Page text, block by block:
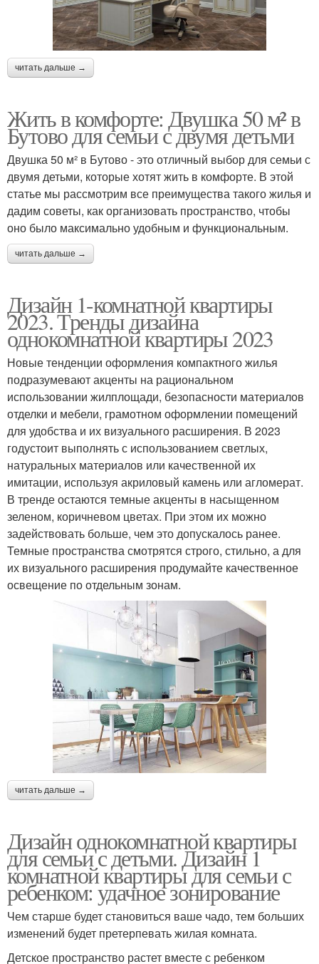
читать дальше →
Жить в комфорте: Двушка 50 м² в
Бутово для семьи с двумя детьми
Двушка 50 м² в Бутово - это отличный выбор для семьи с
двумя детьми, которые хотят жить в комфорте. В этой
статье мы рассмотрим все преимущества такого жилья и
дадим советы, как организовать пространство, чтобы
оно было максимально удобным и функциональным.
читать дальше →
Дизайн 1-комнатной квартиры
2023. Тренды дизайна
однокомнатной квартиры 2023
Новые тенденции оформления компактного жилья
подразумевают акценты на рациональном
использовании жилплощади, безопасности материалов
отделки и мебели, грамотном оформлении помещений
для удобства и их визуального расширения. В 2023
годустоит выполнять с использованием светлых,
натуральных материалов или качественной их
имитации, используя акриловый камень или агломерат.
В тренде остаются темные акценты в насыщенном
зеленом, коричневом цветах. При этом их можно
задействовать больше, чем это допускалось ранее.
Темные пространства смотрятся строго, стильно, а для
их визуального расширения продумайте качественное
освещение по отдельным зонам.
читать дальше →
Дизайн однокомнатной квартиры
для семьи с детьми. Дизайн 1
комнатной квартиры для семьи с
ребенком: удачное зонирование
Чем старше будет становиться ваше чадо, тем больших
изменений будет претерпевать жилая комната.
Детское пространство растет вместе с ребенком